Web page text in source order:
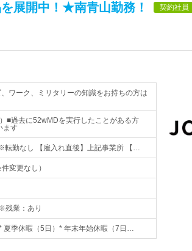
展開中！★南青山勤務！ 契約社員
ワーク、ミリタリーの知識をお持ちの方は
■過去に52wMDを実行したことがある方
ます
転勤なし 【雇入れ直後】上記事業所 【…
変更なし）
残業：あり
夏季休暇（5日）* 年末年始休暇（7日…